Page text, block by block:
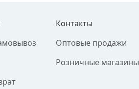
Контакты
Оптовые продажи
Розничные магазины